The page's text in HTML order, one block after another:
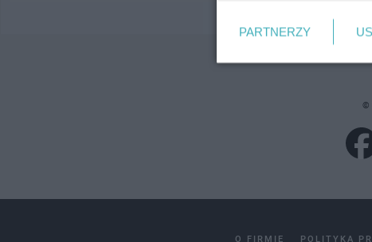
©
O FIRMIE POLITYKA
PARTNERZY